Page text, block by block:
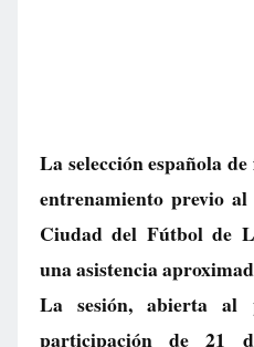
La selección española
entrenamiento previo
Ciudad del Fútbol de
una asistencia
La sesión, abierta al
participación de 21